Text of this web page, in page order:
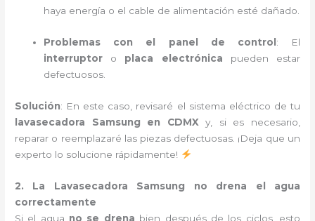
haya energía o el cable de alimentación esté dañado.
Problemas con el panel de control : El
interruptor o placa electrónica pueden estar
defectuosos.
Solución: En este caso, revisaré el sistema eléctrico de tu
lavasecadora Samsung en CDMX y, si es necesario,
reparar o reemplazaré las piezas defectuosas. ¡Deja que un
experto lo solucione rápidamente!
2. La Lavasecadora Samsung no drena el agua
correctamente
Si el agua no se drena bien después de los ciclos, esto